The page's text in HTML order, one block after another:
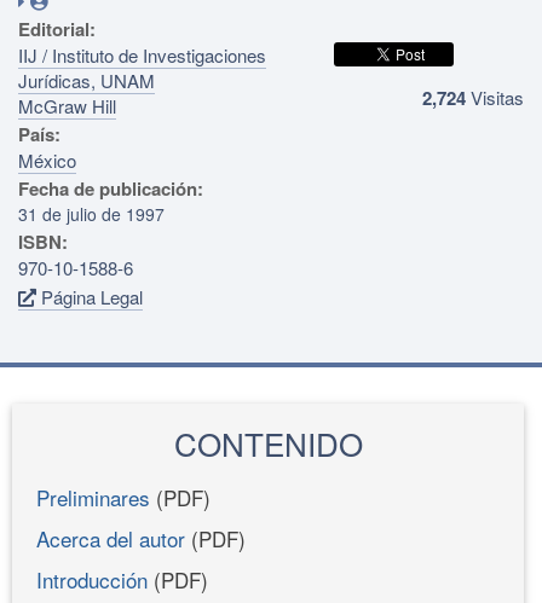
Editorial:
IIJ / Instituto de Investigaciones
Jurídicas, UNAM
McGraw Hill
País:
México
Fecha de publicación:
31 de julio de 1997
ISBN:
970-10-1588-6
Página Legal
2,724Visitas
CONTENIDO
Preliminares (PDF)
Acerca del autor (PDF)
Introducción (PDF)